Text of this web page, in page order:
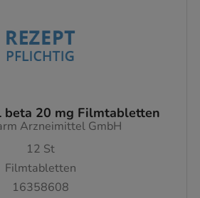
beta 20 mg Filmtabletten
Arzneimittel GmbH
12 St
Filmtabletten
16358608